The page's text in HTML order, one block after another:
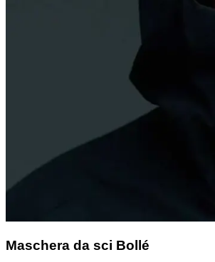
Maschera da sci Bollé